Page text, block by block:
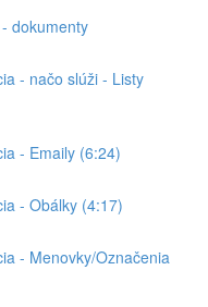
dokumenty
- načo slúži - Listy
- Emaily (6:24)
- Obálky (4:17)
- Menovky/Označenia